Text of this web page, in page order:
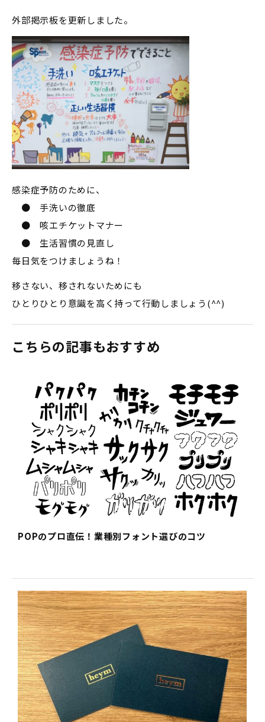
外部掲示板を更新しました。
感染症予防のために、
● 手洗いの徹底
● 咳エチケットマナー
● 生活習慣の見直し
毎日気をつけましょうね！
移さない、移されないためにも
ひとりひとり意識を高く持って行動しましょう(^^)
こちらの記事もおすすめ
POPのプロ直伝！業種別フォント選びのコツ